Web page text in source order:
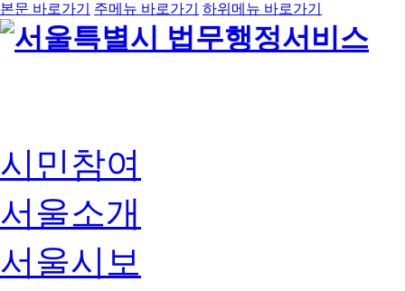
본문 바로가기 주메뉴 바로가기 하위메뉴 바로가기
시민참여
서울소개
서울시보